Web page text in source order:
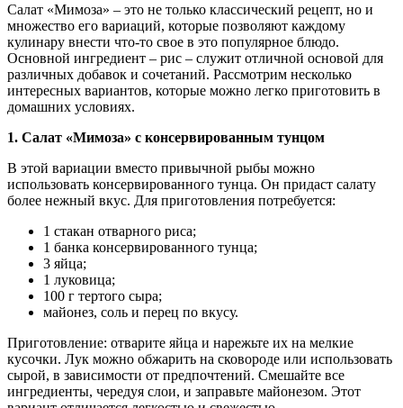
Салат «Мимоза» – это не только классический рецепт, но и
множество его вариаций, которые позволяют каждому
кулинару внести что-то свое в это популярное блюдо.
Основной ингредиент – рис – служит отличной основой для
различных добавок и сочетаний. Рассмотрим несколько
интересных вариантов, которые можно легко приготовить в
домашних условиях.
1. Салат «Мимоза» с консервированным тунцом
В этой вариации вместо привычной рыбы можно
использовать консервированного тунца. Он придаст салату
более нежный вкус. Для приготовления потребуется:
1 стакан отварного риса;
1 банка консервированного тунца;
3 яйца;
1 луковица;
100 г тертого сыра;
майонез, соль и перец по вкусу.
Приготовление: отварите яйца и нарежьте их на мелкие
кусочки. Лук можно обжарить на сковороде или использовать
сырой, в зависимости от предпочтений. Смешайте все
ингредиенты, чередуя слои, и заправьте майонезом. Этот